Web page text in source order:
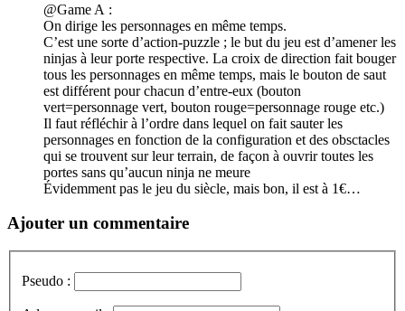
@Game A :
On dirige les personnages en même temps.
C’est une sorte d’action-puzzle ; le but du jeu est d’amener les
ninjas à leur porte respective. La croix de direction fait bouger
tous les personnages en même temps, mais le bouton de saut
est différent pour chacun d’entre-eux (bouton
vert=personnage vert, bouton rouge=personnage rouge etc.)
Il faut réfléchir à l’ordre dans lequel on fait sauter les
personnages en fonction de la configuration et des obsctacles
qui se trouvent sur leur terrain, de façon à ouvrir toutes les
portes sans qu’aucun ninja ne meure
Évidemment pas le jeu du siècle, mais bon, il est à 1€…
Ajouter un commentaire
Pseudo :